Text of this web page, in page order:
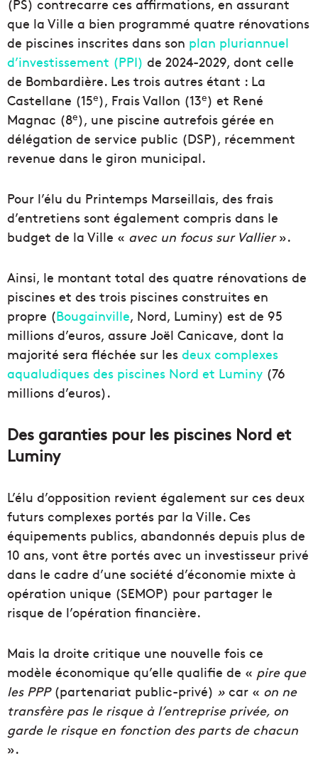
(PS) contrecarre ces affirmations, en assurant
que la Ville a bien programmé quatre rénovations
de piscines inscrites dans son plan pluriannuel
d’investissement (PPI) de 2024-2029, dont celle
de Bombardière. Les trois autres étant : La
Castellane (15e), Frais Vallon (13e) et René
Magnac (8e), une piscine autrefois gérée en
délégation de service public (DSP), récemment
revenue dans le giron municipal.
Pour l’élu du Printemps Marseillais, des frais
d’entretiens sont également compris dans le
budget de la Ville « avec un focus sur Vallier».
Ainsi, le montant total des quatre rénovations de
piscines et des trois piscines construites en
propre (Bougainville, Nord, Luminy) est de 95
millions d’euros, assure Joël Canicave, dont la
majorité sera fléchée sur les deux complexes
aqualudiques des piscines Nord et Luminy (76
millions d’euros).
Des garanties pour les piscines Nord et
Luminy
L’élu d’opposition revient également sur ces deux
futurs complexes portés par la Ville. Ces
équipements publics, abandonnés depuis plus de
10 ans, vont être portés avec un investisseur privé
dans le cadre d’une société d’économie mixte à
opération unique (SEMOP) pour partager le
risque de l’opération financière.
Mais la droite critique une nouvelle fois ce
modèle économique qu’elle qualifie de « pire que
les PPP (partenariat public-privé) » car « on ne
transfère pas le risque à l’entreprise privée, on
garde le risque en fonction des parts de chacun
».